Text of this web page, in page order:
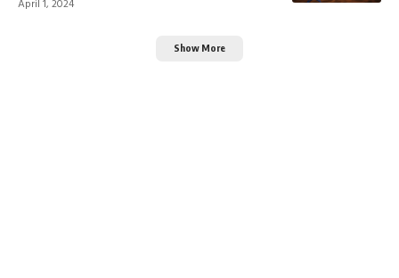
April 1, 2024
Show More